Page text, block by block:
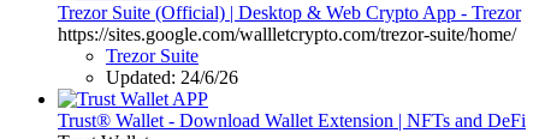
Trezor Suite (Official) | Desktop & Web Crypto App - Trezor
https://sites.google.com/wallletcrypto.com/trezor-suite/home/
Trezor Suite
Updated: 24/6/26
Trust® Wallet - Download Wallet Extension | NFTs and DeFi